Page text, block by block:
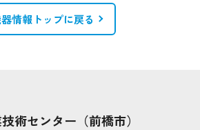
情報トップに戻る
術センター（前橋市）